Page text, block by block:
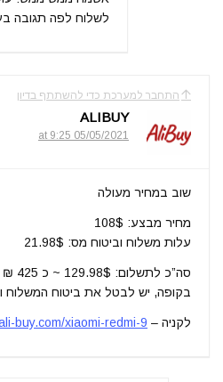
לשלוח לפה תגובה
התחבר למערכת כדי להשתתף בדיון
ALIBUY
05/05/2021 at 9:25
שוב במחיר מעולה
מחיר מבצע: 108$
עלות משלוח וביטוח מס: 21.98$
סה”כ לתשלום: 129.98$ ~ כ 425 ₪ בלבד
בקופה, יש לבטל את ביטוח המשלוח
לקניה – buy.com/xiaomi-redmi-9/